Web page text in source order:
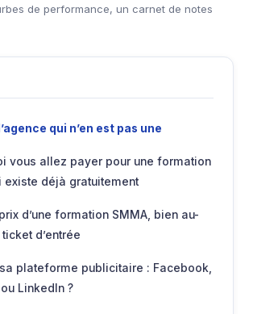
de performance, un carnet de notes
qui n’en est pas une
vous allez payer pour une formation
existe déjà gratuitement
d’une formation SMMA, bien au-
d’entrée
plateforme publicitaire : Facebook,
LinkedIn ?